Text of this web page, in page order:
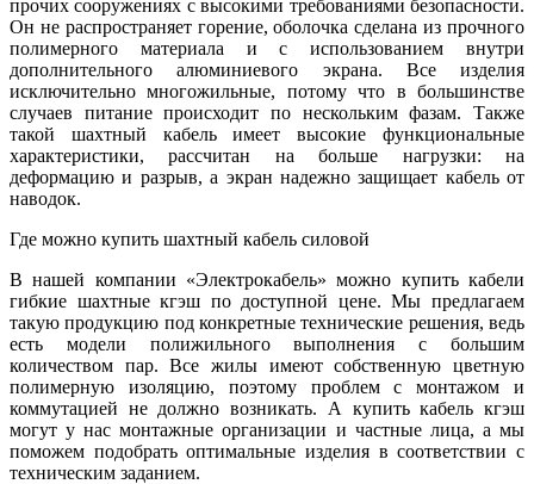
прочих сооружениях с высокими требованиями безопасности.
Он не распространяет горение, оболочка сделана из прочного
полимерного материала и с использованием внутри
дополнительного алюминиевого экрана. Все изделия
исключительно многожильные, потому что в большинстве
случаев питание происходит по нескольким фазам. Также
такой шахтный кабель имеет высокие функциональные
характеристики, рассчитан на больше нагрузки: на
деформацию и разрыв, а экран надежно защищает кабель от
наводок.
Где можно купить шахтный кабель силовой
В нашей компании «Электрокабель» можно купить кабели
гибкие шахтные кгэш по доступной цене. Мы предлагаем
такую продукцию под конкретные технические решения, ведь
есть модели полижильного выполнения с большим
количеством пар. Все жилы имеют собственную цветную
полимерную изоляцию, поэтому проблем с монтажом и
коммутацией не должно возникать. А купить кабель кгэш
могут у нас монтажные организации и частные лица, а мы
поможем подобрать оптимальные изделия в соответствии с
техническим заданием.